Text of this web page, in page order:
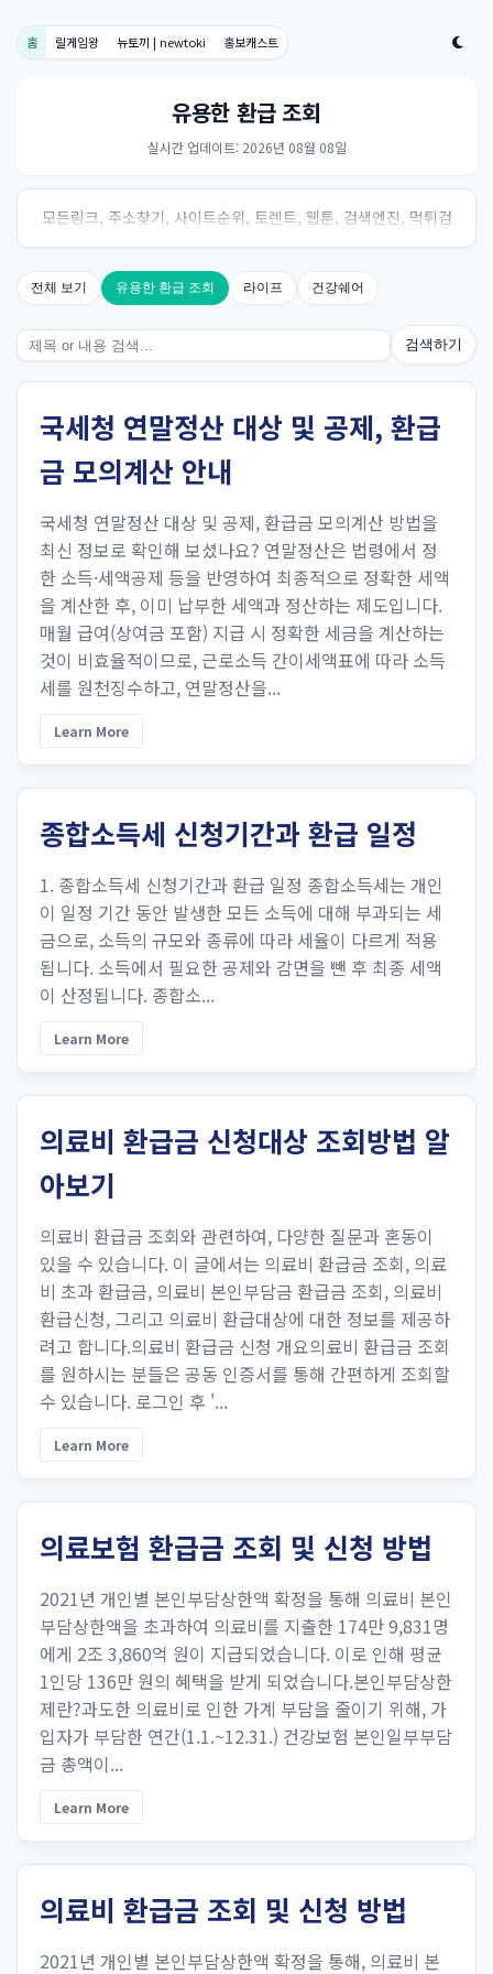
홈 릴게임왕 뉴토끼 | newtoki 홍보캐스트
유용한 환급 조회
실시간 업데이트: 2026년 08월 08일
모든링크, 주소찾기, 사이트순위, 토렌트, 웹툰, 검색엔진, 먹튀검
증, 스포츠, 드라마, 커뮤니티 링크사이트! 여기여
전체 보기 유용한 환급 조회 라이프 건강쉐어
검색하기
국세청 연말정산 대상 및 공제, 환급
금 모의계산 안내
국세청 연말정산 대상 및 공제, 환급금 모의계산 방법을
최신 정보로 확인해 보셨나요? 연말정산은 법령에서 정
한 소득·세액공제 등을 반영하여 최종적으로 정확한 세액
을 계산한 후, 이미 납부한 세액과 정산하는 제도입니다.
매월 급여(상여금 포함) 지급 시 정확한 세금을 계산하는
것이 비효율적이므로, 근로소득 간이세액표에 따라 소득
세를 원천징수하고, 연말정산을...
Learn More
종합소득세 신청기간과 환급 일정
1. 종합소득세 신청기간과 환급 일정 종합소득세는 개인
이 일정 기간 동안 발생한 모든 소득에 대해 부과되는 세
금으로, 소득의 규모와 종류에 따라 세율이 다르게 적용
됩니다. 소득에서 필요한 공제와 감면을 뺀 후 최종 세액
이 산정됩니다. 종합소...
Learn More
의료비 환급금 신청대상 조회방법 알
아보기
의료비 환급금 조회와 관련하여, 다양한 질문과 혼동이
있을 수 있습니다. 이 글에서는 의료비 환급금 조회, 의료
비 초과 환급금, 의료비 본인부담금 환급금 조회, 의료비
환급신청, 그리고 의료비 환급대상에 대한 정보를 제공하
려고 합니다.의료비 환급금 신청 개요의료비 환급금 조회
를 원하시는 분들은 공동 인증서를 통해 간편하게 조회할
수 있습니다. 로그인 후 '...
Learn More
의료보험 환급금 조회 및 신청 방법
2021년 개인별 본인부담상한액 확정을 통해 의료비 본인
부담상한액을 초과하여 의료비를 지출한 174만 9,831명
에게 2조 3,860억 원이 지급되었습니다. 이로 인해 평균
1인당 136만 원의 혜택을 받게 되었습니다.본인부담상한
제란?과도한 의료비로 인한 가계 부담을 줄이기 위해, 가
입자가 부담한 연간(1.1.~12.31.) 건강보험 본인일부부담
금 총액이...
Learn More
의료비 환급금 조회 및 신청 방법
2021년 개인별 본인부담상한액 확정을 통해, 의료비 본